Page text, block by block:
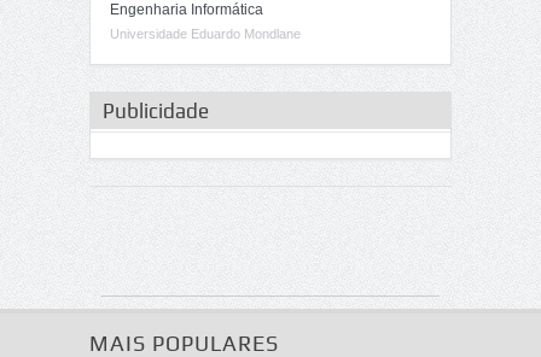
Engenharia Informática
Universidade Eduardo Mondlane
Publicidade
MAIS POPULARES